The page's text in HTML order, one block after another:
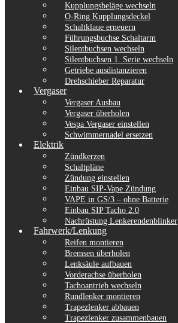
Kupplungsbeläge wechseln
O-Ring Kupplungsdeckel
Schaltklaue erneuern
Führungsbuchse Schaltarm
Silentbuchsen wechseln
Silentbuchsen 1. Serie wechseln
Getriebe ausdistanzieren
Drehschieber Reparatur
Vergaser
Vergaser Ausbau
Vergaser überholen
Vespa Vergaser einstellen
Schwimmernadel ersetzen
Elektrik
Zündkerzen
Schaltpläne
Zündung einstellen
Einbau SIP-Vape Zündung
VAPE in GS/3 – ohne Batterie
Einbau SIP Tacho 2.0
Nachrüstung Lenkerendenblinker
Fahrwerk/Lenkung
Reifen montieren
Bremsen überholen
Lenksäule aufbauen
Vorderachse überholen
Tachoantrieb wechseln
Rundlenker montieren
Trapezlenker abbauen
Trapezlenker zusammenbauen